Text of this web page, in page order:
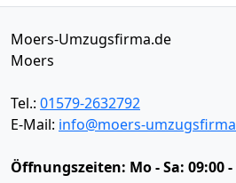
Moers-Umzugsfirma.de
Moers
Tel.: 01579-2632792
E-Mail: info@moers-
Öffnungszeiten: Mo - Sa: 09:00